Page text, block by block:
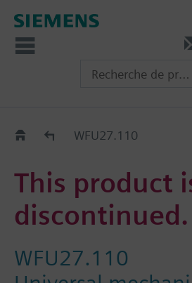
Old2NewWFU27.110
This product
discontinued.
WFU27.110